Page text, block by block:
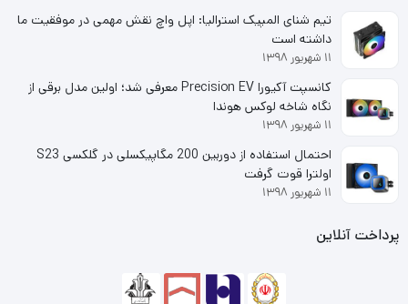
تیم شنای المپیک استرالیا: اپل واچ نقش مهمی در موفقیت ما
داشته است
۱۱ شهریور ۱۳۹۸
کانسپت آکیورا Precision EV معرفی شد؛ اولین مدل برقی از
نگاه شاخه لوکس هوندا
۱۱ شهریور ۱۳۹۸
احتمال استفاده از دوربین 200 مگاپیکسلی در گلکسی S23
اولترا قوت گرفت
۱۱ شهریور ۱۳۹۸
پرداخت آنلاین